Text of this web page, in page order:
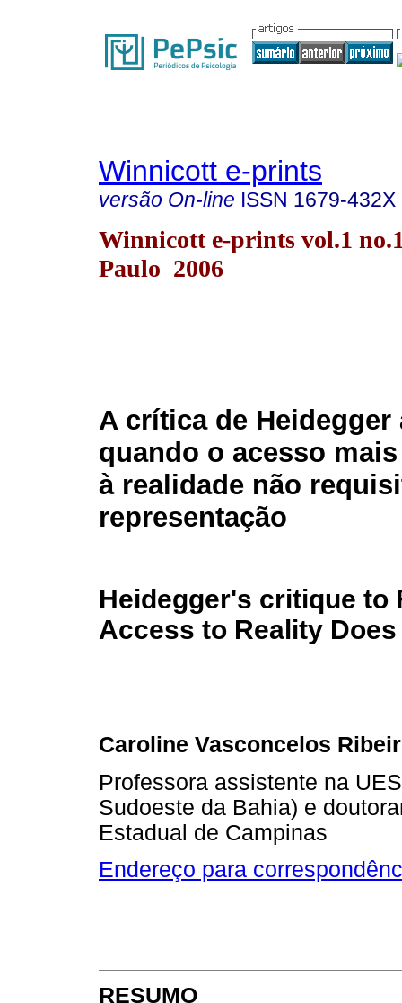
Winnicott e-prints
versão On-line ISSN 1679-432X
Winnicott e-prints vol.1
Paulo 2006
A crítica de Heidegger
quando o acesso
à realidade não
representação
Heidegger's critique to
Access to Reality
Caroline Vasconcelos
Professora assistente na
Sudoeste da Bahia) e
Estadual de Campinas
Endereço para
RESUMO